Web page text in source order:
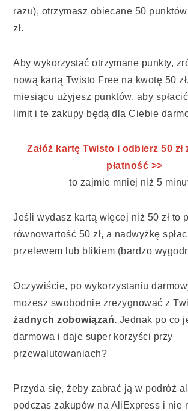
razu), otrzymasz obiecane 50
zł.
Aby wykorzystać otrzymane punkty,
nową kartą Twisto Free na kwotę 50
miesiącu użyjesz punktów, aby
limit i te zakupy będą dla Ciebie
Załóż kartę Twisto i odbierz 50 zł
płatność >>
to zajmie mniej niż 5
Jeśli wydasz kartą więcej niż 50 zł to
równowartość 50 zł, a nadwyżkę
przelewem lub blikiem (bardzo
Oczywiście, po wykorzystaniu
możesz swobodnie zrezygnować z
żadnych zobowiązań. Jednak po co
darmowa i daje super korzyści przy
przewalutowaniach?
Przyda się, żeby zabrać ją w podróż
podczas zakupów na AliExpress i nie